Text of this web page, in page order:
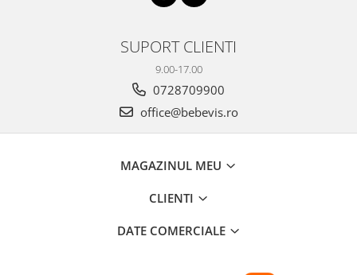
SUPORT CLIENTI
9.00-17.00
0728709900
office@bebevis.ro
MAGAZINUL MEU
CLIENTI
DATE COMERCIALE